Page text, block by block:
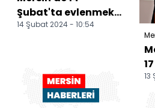
Şubat'ta evlenmek
isteyen çiftler nikah
14 Şubat 2024 - 10:54
13